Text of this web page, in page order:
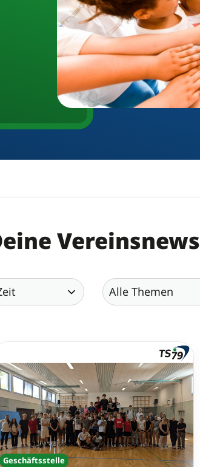
Vereinsnews
Geschäftsstelle